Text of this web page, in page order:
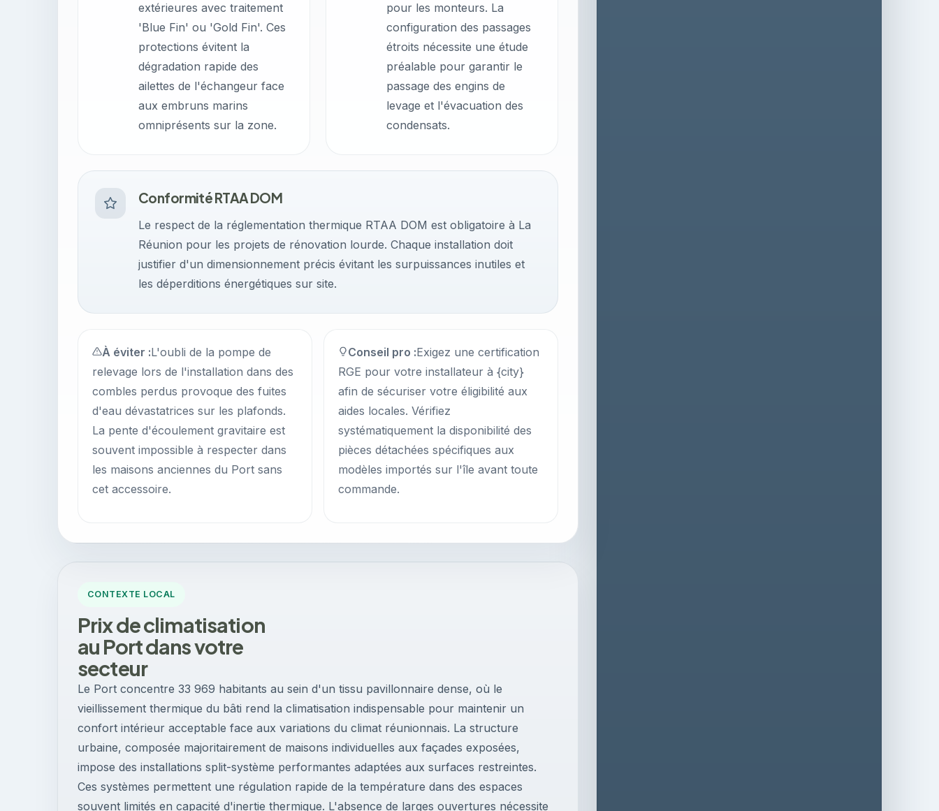
CONTEXTE LOCAL
Prix de climatisation
au Port dans votre
secteur
Le Port concentre 33 969 habitants au sein d'un tissu pavillonnaire dense, où le
vieillissement thermique du bâti rend la climatisation indispensable pour maintenir un
confort intérieur acceptable face aux variations du climat réunionnais. La structure
urbaine, composée majoritairement de maisons individuelles aux façades exposées,
impose des installations split-système performantes adaptées aux surfaces restreintes.
Ces systèmes permettent une régulation rapide de la température dans des espaces
souvent limités en capacité d'inertie thermique. L'absence de larges ouvertures nécessite
extérieures avec traitement
'Blue Fin' ou 'Gold Fin'. Ces
protections évitent la
dégradation rapide des
ailettes de l'échangeur face
aux embruns marins
omniprésents sur la zone.
pour les monteurs. La
configuration des passages
étroits nécessite une étude
préalable pour garantir le
passage des engins de
levage et l'évacuation des
condensats.
Conformité RTAA DOM
Le respect de la réglementation thermique RTAA DOM est obligatoire à La
Réunion pour les projets de rénovation lourde. Chaque installation doit
justifier d'un dimensionnement précis évitant les surpuissances inutiles et
les déperditions énergétiques sur site.
À éviter :L'oubli de la pompe de
relevage lors de l'installation dans des
combles perdus provoque des fuites
d'eau dévastatrices sur les plafonds.
La pente d'écoulement gravitaire est
souvent impossible à respecter dans
les maisons anciennes du Port sans
cet accessoire.
Conseil pro :Exigez une certification
RGE pour votre installateur à {city}
afin de sécuriser votre éligibilité aux
aides locales. Vérifiez
systématiquement la disponibilité des
pièces détachées spécifiques aux
modèles importés sur l'île avant toute
commande.